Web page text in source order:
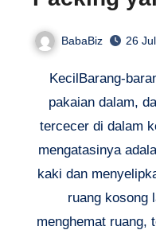
BabaBiz 26
KecilBarang-
pakaian dalam,
tercecer di dalam
mengatasinya
kaki dan
ruang kosong
menghemat ruang,